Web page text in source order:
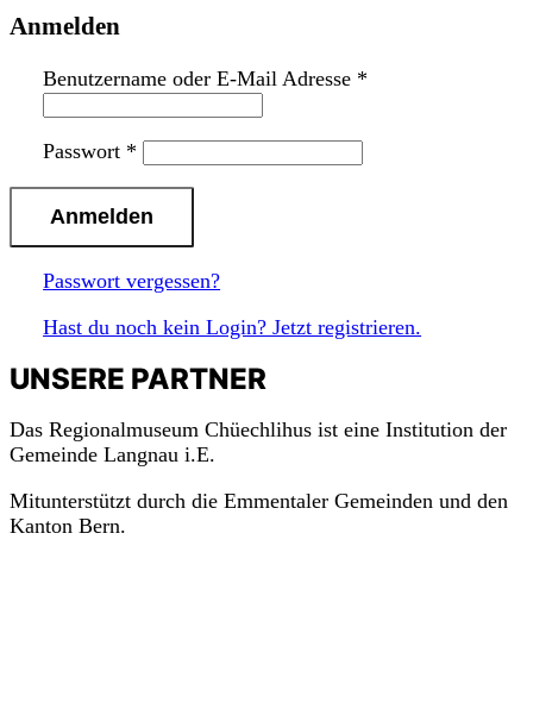
Anmelden
Benutzername oder E-Mail Adresse *
Passwort *
Passwort vergessen?
Hast du noch kein Login? Jetzt registrieren.
UNSERE PARTNER
Das Regionalmuseum Chüechlihus ist eine Institution der
Gemeinde Langnau i.E.
Mitunterstützt durch die Emmentaler Gemeinden und den
Kanton Bern.